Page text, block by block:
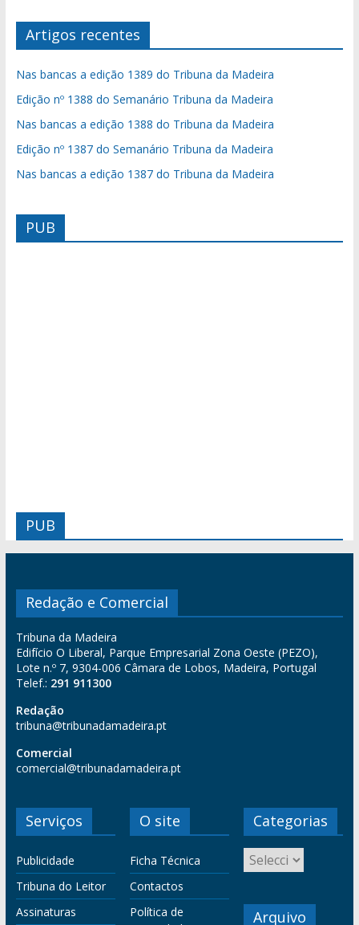
Artigos recentes
Nas bancas a edição 1389 do Tribuna da Madeira
Edição nº 1388 do Semanário Tribuna da Madeira
Nas bancas a edição 1388 do Tribuna da Madeira
Edição nº 1387 do Semanário Tribuna da Madeira
Nas bancas a edição 1387 do Tribuna da Madeira
PUB
PUB
Redação e Comercial
Tribuna da Madeira
Edifício O Liberal, Parque Empresarial Zona Oeste (PEZO),
Lote n.º 7, 9304-006 Câmara de Lobos, Madeira, Portugal
Telef.: 291 911300
Redação
tribuna@tribunadamadeira.pt
Comercial
comercial@tribunadamadeira.pt
Serviços
Publicidade
Tribuna do Leitor
Assinaturas
O site
Ficha Técnica
Contactos
Política de
Categorias
Arquivo